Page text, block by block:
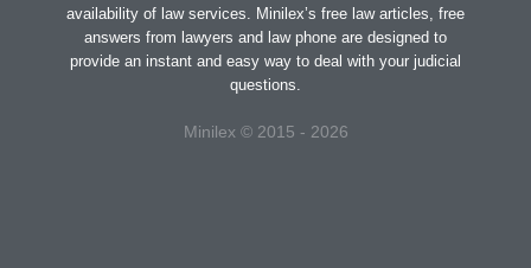
availability of law services. Minilex’s free law articles, free
answers from lawyers and law phone are designed to
provide an instant and easy way to deal with your judicial
questions.
Minilex © 2015 - 2026